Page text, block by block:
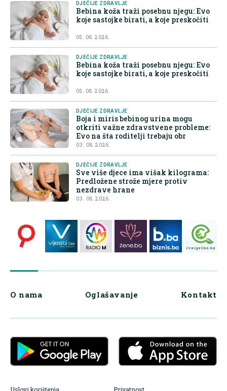
DJEČIJE ZDRAVLJE
Bebina koža traži posebnu njegu: Evo
koje sastojke birati, a koje preskočiti
05. 08. 2026.
DJEČIJE ZDRAVLJE
Bebina koža traži posebnu njegu: Evo
koje sastojke birati, a koje preskočiti
05. 08. 2026.
DJEČIJE ZDRAVLJE
Boja i miris bebinog urina mogu
otkriti važne zdravstvene probleme:
Evo na šta roditelji trebaju obr
03. 08. 2026.
DJEČIJE ZDRAVLJE
Sve više djece ima višak kilograma:
Predložene strože mjere protiv
nezdrave hrane
03. 08. 2026.
O nama Oglašavanje Kontakt
Uslovi korištenja Privatnost